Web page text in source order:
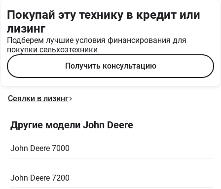
Покупай эту технику в кредит или
лизинг
Подберем лучшие условия финансирования для
покупки сельхозтехники
Получить консультацию
Сеялки в лизинг
Другие модели John Deere
John Deere 7000
John Deere 7200